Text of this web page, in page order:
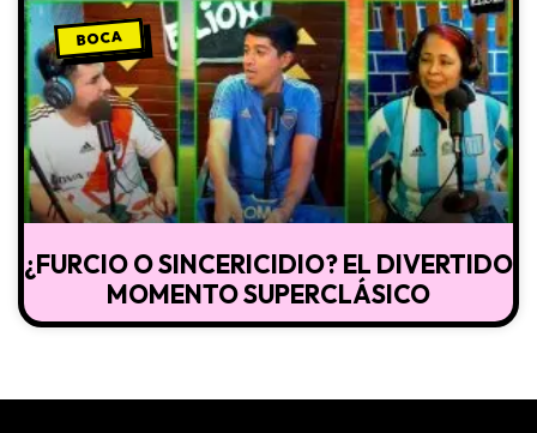
BOCA
¿FURCIO O SINCERICIDIO? EL DIVERTIDO
MOMENTO SUPERCLÁSICO